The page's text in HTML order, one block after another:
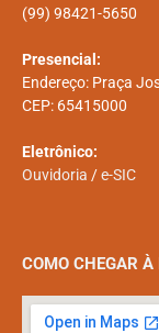
(99) 98421-5650
Presencial:
Endereço: Praça
CEP: 65415000
Eletrônico:
Ouvidoria /e-SIC
COMO CHEGAR À